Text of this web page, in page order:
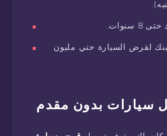
سنوات.
لقرض السيارة حتي مليون
سيارات بدون مقدم